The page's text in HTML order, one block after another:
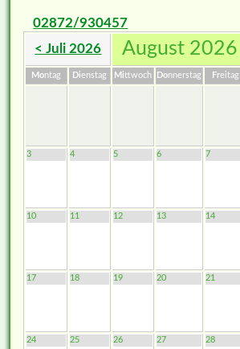
02872/930457
< Juli 2026 August 2026
Montag Dienstag Mittwoch Donnerstag Freitag
3 4 5 6 7
10 11 12 13 14
17 18 19 20 21
24 25 26 27 28